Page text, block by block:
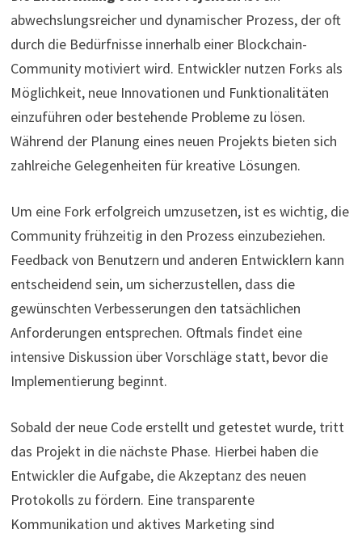
abwechslungsreicher und dynamischer Prozess, der oft
durch die Bedürfnisse innerhalb einer Blockchain-
Community motiviert wird. Entwickler nutzen Forks als
Möglichkeit, neue Innovationen und Funktionalitäten
einzuführen oder bestehende Probleme zu lösen.
Während der Planung eines neuen Projekts bieten sich
zahlreiche Gelegenheiten für kreative Lösungen.
Um eine Fork erfolgreich umzusetzen, ist es wichtig, die
Community frühzeitig in den Prozess einzubeziehen.
Feedback von Benutzern und anderen Entwicklern kann
entscheidend sein, um sicherzustellen, dass die
gewünschten Verbesserungen den tatsächlichen
Anforderungen entsprechen. Oftmals findet eine
intensive Diskussion über Vorschläge statt, bevor die
Implementierung beginnt.
Sobald der neue Code erstellt und getestet wurde, tritt
das Projekt in die nächste Phase. Hierbei haben die
Entwickler die Aufgabe, die Akzeptanz des neuen
Protokolls zu fördern. Eine transparente
Kommunikation und aktives Marketing sind